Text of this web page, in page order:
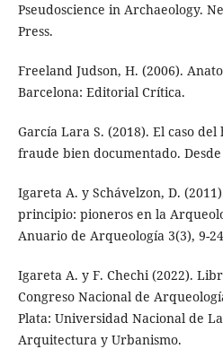
Pseudoscience in Archaeology.
Press.
Freeland Judson, H. (2006).
Barcelona: Editorial Crítica.
García Lara S. (2018). El caso
fraude bien documentado.
Igareta A. y Schávelzon, D.
principio: pioneros en la
Anuario de Arqueología 3(3), 9-
Igareta A. y F. Chechi (2022).
Congreso Nacional de
Plata: Universidad Nacional de
Arquitectura y Urbanismo.